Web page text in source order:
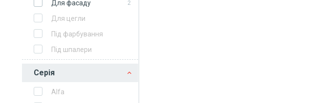
Для фасаду 2
Для цегли
Під фарбування
Під шпалери
Серія
Alfa